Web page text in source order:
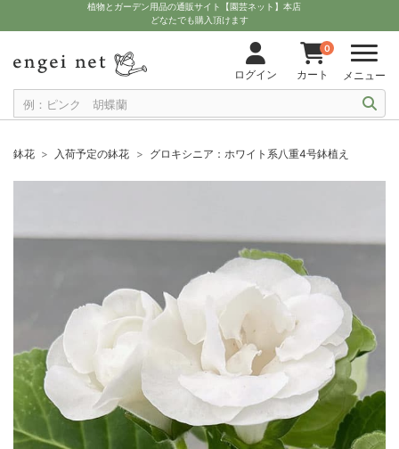
植物とガーデン用品の通販サイト【園芸ネット】本店
どなたでも購入頂けます
ログイン
0
カート メニュー
鉢花 入荷予定の鉢花 グロキシニア：ホワイト系八重4号鉢植え